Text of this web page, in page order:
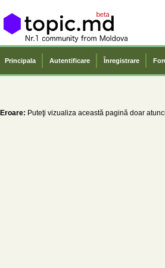
Principala Autentificare Înregistrare
Eroare: Puteţi vizualiza această pagină doar